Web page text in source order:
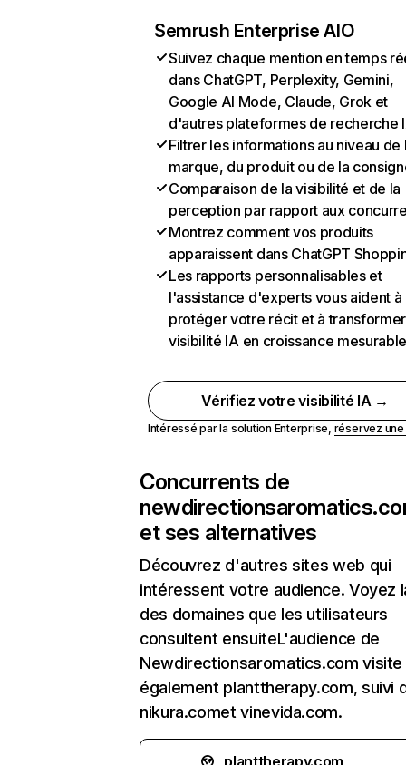
Semrush Enterprise AIO
Suivez chaque mention en temps
dans ChatGPT, Perplexity, Gemini,
Google AI Mode, Claude, Grok et
d'autres plateformes de recherche
Filtrer les informations au niveau de
marque, du produit ou de la
Comparaison de la visibilité et de la
perception par rapport aux
Montrez comment vos produits
apparaissent dans ChatGPT
Les rapports personnalisables et
l'assistance d'experts vous aident à
protéger votre récit et à
visibilité IA en croissance
Vérifiez votre visibilité IA →
Intéressé par la solution Enterprise, réservez
Concurrents de
et ses alternatives
Découvrez d'autres sites web qui
intéressent votre audience. Voyez
des domaines que les utilisateurs
consultent ensuiteL'audience de
Newdirectionsaromatics.com visite
également planttherapy.com, suivi
nikura.comet vinevida.com.
planttherapy.com